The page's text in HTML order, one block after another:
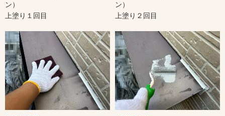
ン）
上塗り１回目
ン）
上塗り２回目